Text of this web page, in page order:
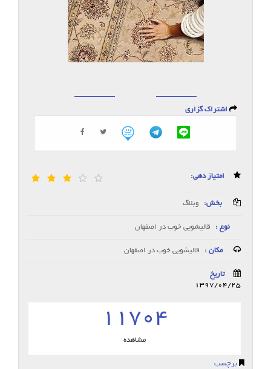
اشتراک گزاری
امتیاز دهی:
بخش: وبلاگ
نوع : قالیشویی خوب در اصفهان
مکان : قالیشویی خوب در اصفهان
تاریخ
1397/04/25
11704
مشاهده
برچسب